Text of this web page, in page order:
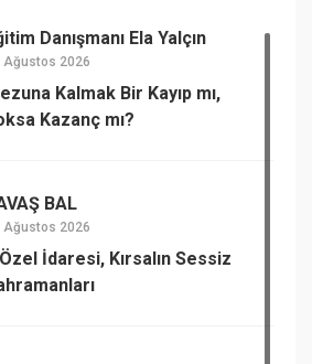
Danışmanı Ela Yalçın
Ağustos 2026
Kalmak Bir Kayıp mı,
Kazanç mı?
BAL
Ağustos 2026
İdaresi, Kırsalın Sessiz